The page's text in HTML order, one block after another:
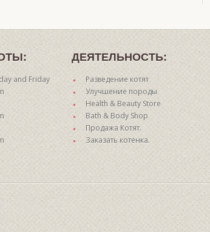
and Friday
ДЕЯТЕЛЬНОСТЬ:
Разведение котят
Улучшение породы
Health & Beauty Store
Bath & Body Shop
Продажа Котят.
Заказать котенка.